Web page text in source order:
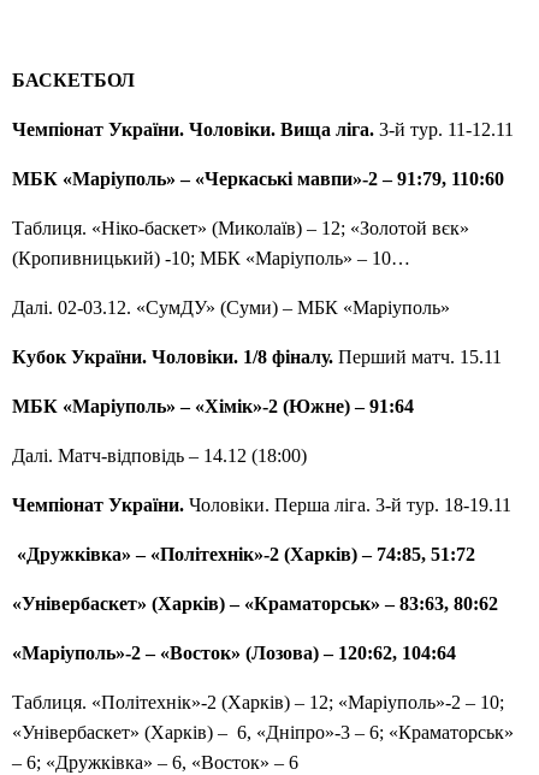
БАСКЕТБОЛ
Чемпіонат України. Чоловіки. Вища ліга. 3-й тур. 11-12.11
МБК «Маріуполь» – «Черкаські мавпи»-2 – 91:79, 110:60
Таблиця. «Ніко-баскет» (Миколаїв) – 12; «Золотой вєк»
(Кропивницький) -10; МБК «Маріуполь» – 10…
Далі. 02-03.12. «СумДУ» (Суми) – МБК «Маріуполь»
Кубок України. Чоловіки. 1/8 фіналу. Перший матч. 15.11
МБК «Маріуполь» – «Хімік»-2 (Южне) – 91:64
Далі. Матч-відповідь – 14.12 (18:00)
Чемпіонат України. Чоловіки. Перша ліга. 3-й тур. 18-19.11
«Дружківка» – «Політехнік»-2 (Харків) – 74:85, 51:72
«Універбаскет» (Харків) – «Краматорськ» – 83:63, 80:62
«Маріуполь»-2 – «Восток» (Лозова) – 120:62, 104:64
Таблиця. «Політехнік»-2 (Харків) – 12; «Маріуполь»-2 – 10;
«Універбаскет» (Харків) – 6, «Дніпро»-3 – 6; «Краматорськ»
– 6; «Дружківка» – 6, «Восток» – 6